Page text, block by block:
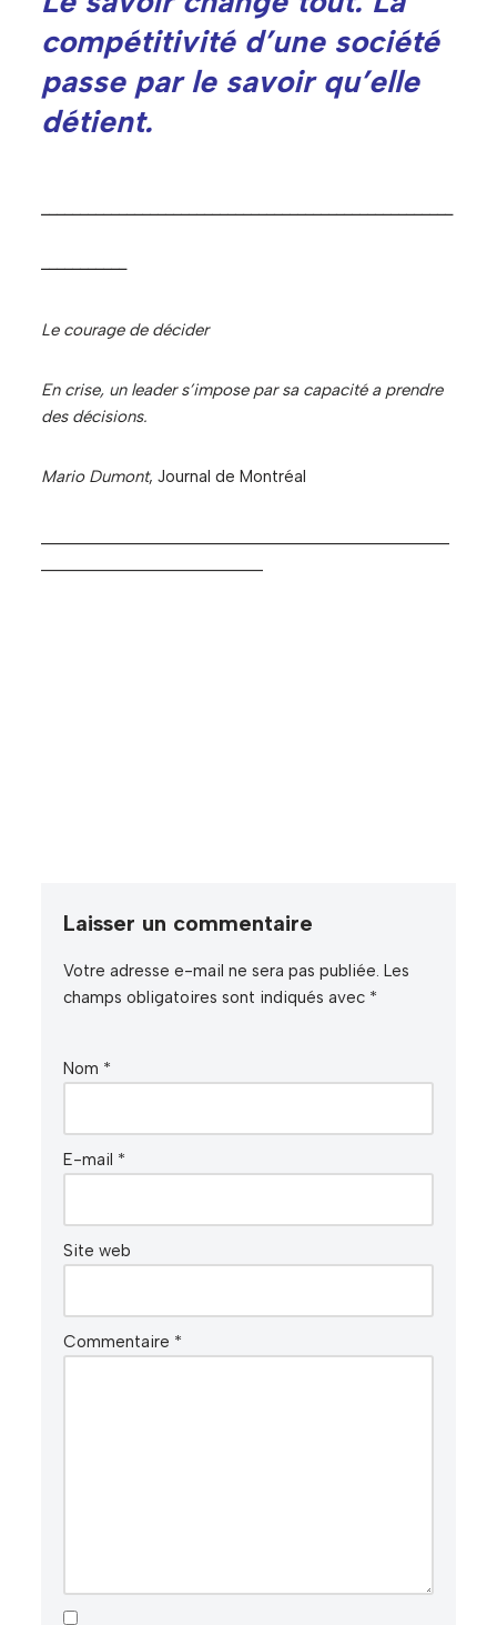
compétitivité d’une société
passe par le savoir qu’elle
détient.
Le courage de décider
En crise, un leader s’impose par sa capacité a prendre
des décisions.
Mario Dumont, Journal de Montréal
Laisser un commentaire
Votre adresse e-mail ne sera pas publiée. Les
champs obligatoires sont indiqués avec *
Nom *
E-mail *
Site web
Commentaire *